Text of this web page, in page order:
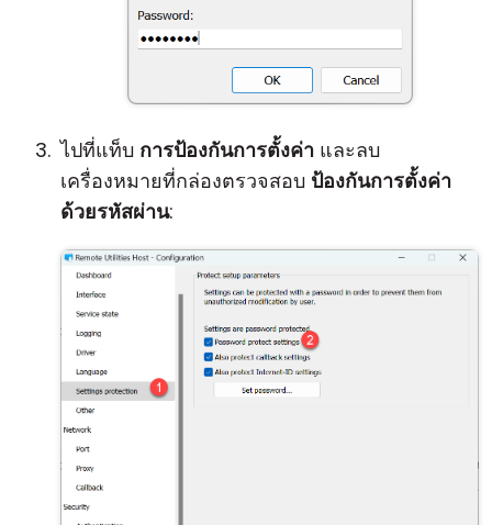
ไปที่แท็บ การป้องกันการตั้งค่า และลบ
เครื่องหมายที่กล่องตรวจสอบ ป้องกันการตั้งค่า
ด้วยรหัสผ่าน: